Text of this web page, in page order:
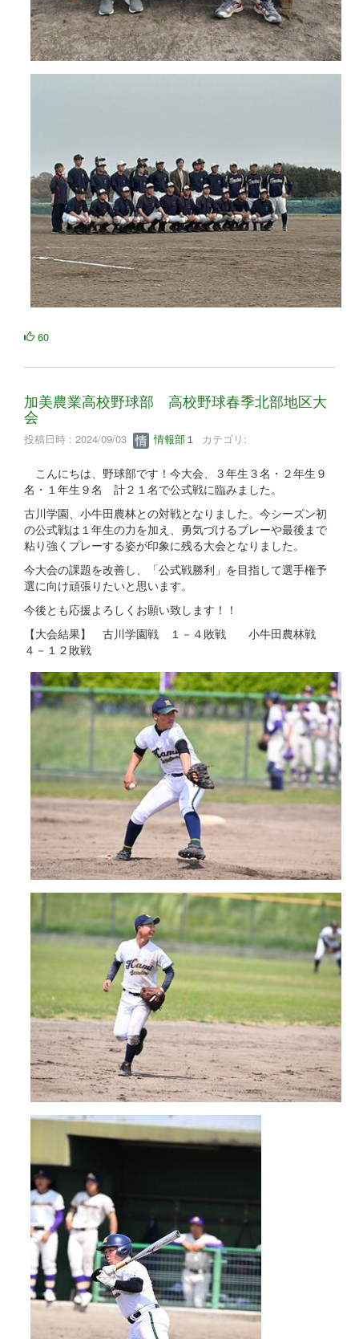
60
加美農業高校野球部 高校野球春季北部地区大
会
投稿日時 : 2024/09/03 情報部１ カテゴリ:
こんにちは、野球部です！今大会、３年生３名・２年生９
名・１年生９名 計２１名で公式戦に臨みました。
古川学園、小牛田農林との対戦となりました。今シーズン初
の公式戦は１年生の力を加え、勇気づけるプレーや最後まで
粘り強くプレーする姿が印象に残る大会となりました。
今大会の課題を改善し、「公式戦勝利」を目指して選手権予
選に向け頑張りたいと思います。
今後とも応援よろしくお願い致します！！
【大会結果】 古川学園戦 １－４敗戦 小牛田農林戦
４－１２敗戦